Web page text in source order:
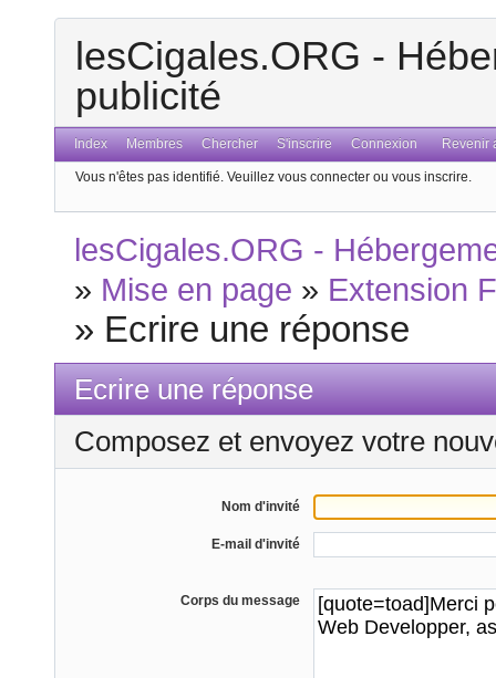
lesCigales.ORG -
publicité
Index Membres Chercher S'inscrire Connexion Revenir
Vous n'êtes pas identifié. Veuillez vous connecter ou vous inscrire.
lesCigales.ORG -
» Mise en page » Extension
» Ecrire une réponse
Ecrire une réponse
Composez et envoyez votre
Nom d'invité
E-mail d'invité
Corps du message